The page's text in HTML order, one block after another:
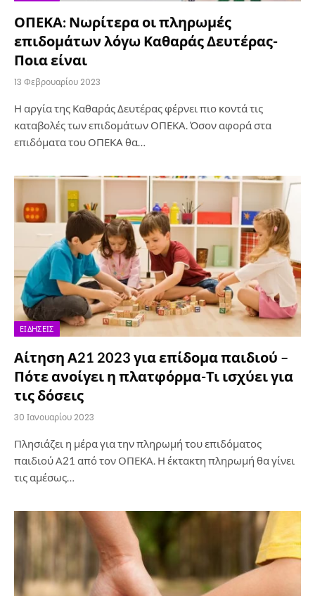
ΟΠΕΚΑ: Νωρίτερα οι πληρωμές
επιδομάτων λόγω Καθαράς Δευτέρας-
Ποια είναι
13 Φεβρουαρίου 2023
Η αργία της Καθαράς Δευτέρας φέρνει πιο κοντά τις
καταβολές των επιδομάτων ΟΠΕΚΑ. Όσον αφορά στα
επιδόματα του ΟΠΕΚΑ θα…
ΕΙΔΉΣΕΙΣ
Αίτηση Α21 2023 για επίδομα παιδιού –
Πότε ανοίγει η πλατφόρμα-Τι ισχύει για
τις δόσεις
30 Ιανουαρίου 2023
Πλησιάζει η μέρα για την πληρωμή του επιδόματος
παιδιού Α21 από τον ΟΠΕΚΑ. Η έκτακτη πληρωμή θα γίνει
τις αμέσως…